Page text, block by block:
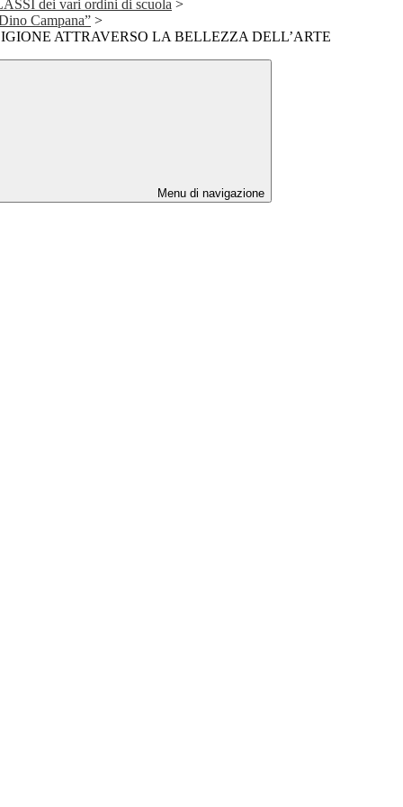
dei vari ordini di scuola >
Campana” >
ATTRAVERSO LA BELLEZZA DELL’ARTE
Menu di navigazione